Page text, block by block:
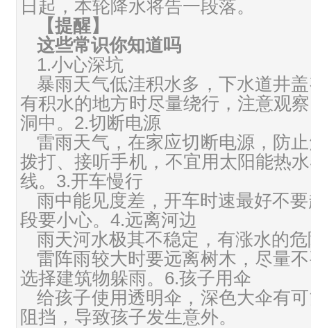
日起，本轮降水将告一段落。
【提醒】
这些常识你知道吗
1.小心深坑
暴雨天气低洼积水多，下水道井
有积水的地方时尽量绕行，注意观
洞中。2.切断电源
雷雨天气，在家应切断电源，防
拨打、接听手机，不宜用太阳能热
线。3.开车慢行
雨中能见度差，开车时速最好不
段要小心。4.远离河边
雨天河水极其不稳定，有涨水的
雷阵雨较大时要远离树木，尽量
选择建筑物躲雨。6.孩子用伞
给孩子使用透明伞，深色大伞有
阻挡，导致孩子发生意外。